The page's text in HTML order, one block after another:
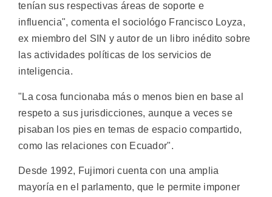
tenían sus respectivas áreas de soporte e
influencia", comenta el sociológo Francisco Loyza,
ex miembro del SIN y autor de un libro inédito sobre
las actividades políticas de los servicios de
inteligencia.
"La cosa funcionaba más o menos bien en base al
respeto a sus jurisdicciones, aunque a veces se
pisaban los pies en temas de espacio compartido,
como las relaciones con Ecuador".
Desde 1992, Fujimori cuenta con una amplia
mayoría en el parlamento, que le permite imponer